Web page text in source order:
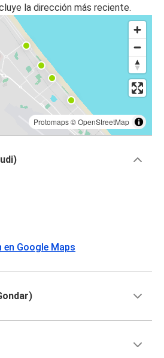
la dirección más reciente.
Protomaps©OpenStreetMap
Google Maps